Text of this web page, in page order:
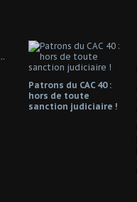
Patrons du CAC 40 :
hors de toute
sanction judiciaire !